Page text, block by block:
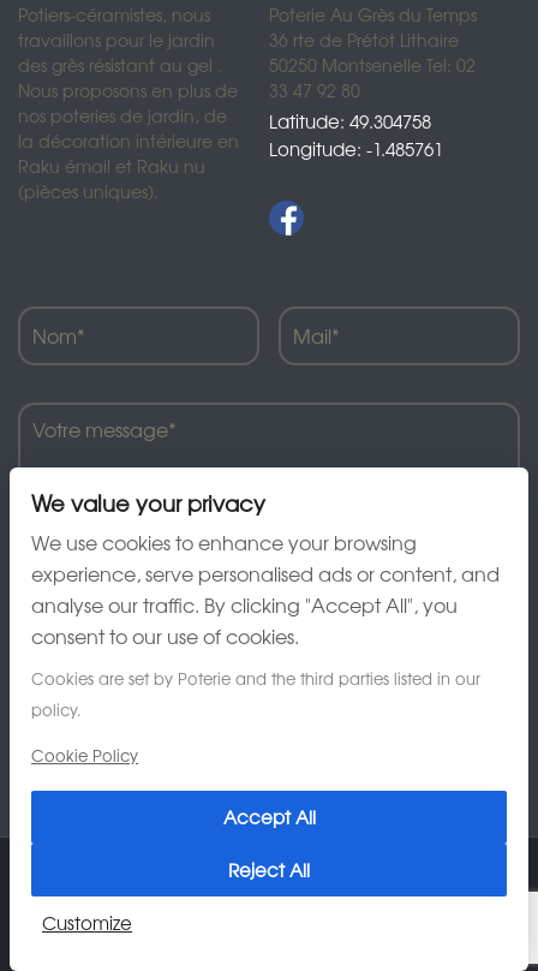
Potiers-céramistes, nous
travaillons pour le jardin
des grès résistant au gel .
Nous proposons en plus de
nos poteries de jardin, de
la décoration intérieure en
Raku émail et Raku nu
(pièces uniques).
Poterie Au Grès du Temps
36 rte de Prétot Lithaire
50250 Montsenelle Tel: 02
33 47 92 80
Latitude: 49.304758
Longitude: -1.485761
J'ai lu et accepte la charte de confidentialité
© 2026 Poterie Au Grès du Temps
We value your privacy
We use cookies to enhance your browsing
experience, serve personalised ads or content, and
analyse our traffic. By clicking "Accept All", you
consent to our use of cookies.
Cookies are set by Poterie and the third parties listed in our
policy.
Cookie Policy
Accept All
Reject All
Customize